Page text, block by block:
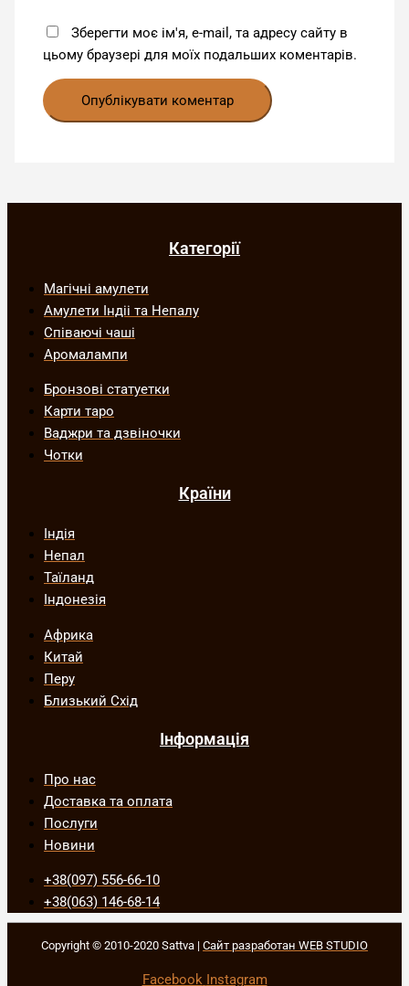
Зберегти моє ім'я, e-mail, та адресу сайту в
цьому браузері для моїх подальших коментарів.
Категорії
Магічні амулети
Амулети Індіі та Непалу
Співаючі чаші
Аромалампи
Бронзові статуетки
Карти таро
Ваджри та дзвіночки
Чотки
Країни
Індія
Непал
Таїланд
Індонезія
Африка
Китай
Перу
Близький Схід
Інформація
Про нас
Доставка та оплата
Послуги
Новини
+38(097) 556-66-10
+38(063) 146-68-14
Copyright © 2010-2020 Sattva | Сайт разработан WEB STUDIO
Facebook Instagram